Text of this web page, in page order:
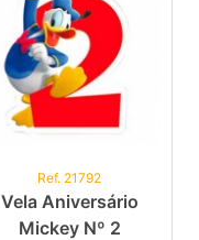
Ref. 21792
Vela Aniversário
Mickey Nº 2